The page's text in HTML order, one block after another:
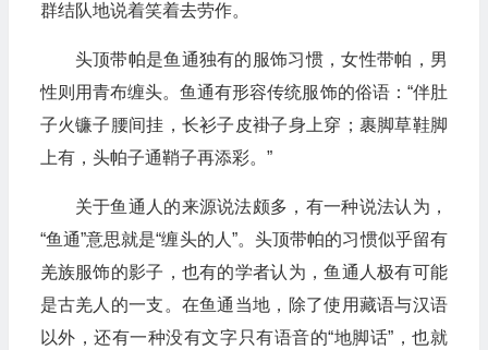
群结队地说着笑着去劳作。
头顶带帕是鱼通独有的服饰习惯，女性带帕，男
性则用青布缠头。鱼通有形容传统服饰的俗语：“伴肚
子火镰子腰间挂，长衫子皮褂子身上穿；裹脚草鞋脚
上有，头帕子通鞘子再添彩。”
关于鱼通人的来源说法颇多，有一种说法认为，
“鱼通”意思就是“缠头的人”。头顶带帕的习惯似乎留有
羌族服饰的影子，也有的学者认为，鱼通人极有可能
是古羌人的一支。在鱼通当地，除了使用藏语与汉语
以外，还有一种没有文字只有语音的“地脚话”，也就